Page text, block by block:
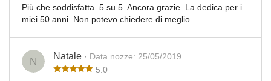
Più che soddisfatta. 5 su 5. Ancora grazie. La dedica per i
miei 50 anni. Non potevo chiedere di meglio.
N Natale · Data nozze: 25/05/2019
5.0